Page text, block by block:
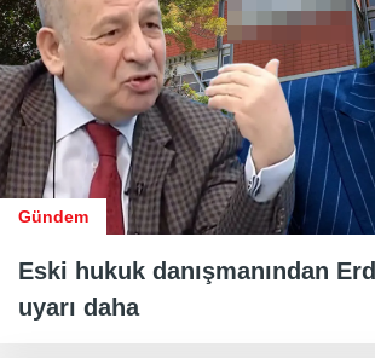
Gündem
Eski hukuk danışmanından
uyarı daha